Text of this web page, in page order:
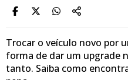
Trocar o veículo novo por
forma de dar um upgrade
tanto. Saiba como